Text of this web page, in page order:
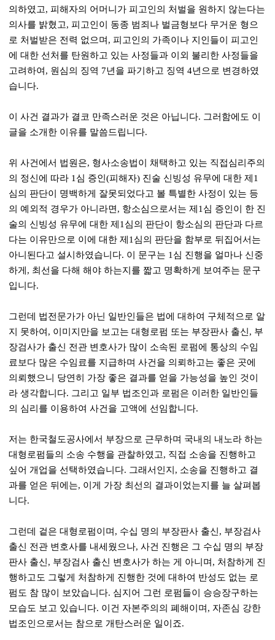
의하였고, 피해자의 어머니가 피고인의 처벌을 원하지 않는다는
의사를 밝혔고, 피고인이 동종 범죄나 벌금형보다 무거운 형으
로 처벌받은 전력 없으며 , 피고인의 가족이나 지인들이 피고인
에 대한 선처를 탄원하고 있는 사정들과 이외 불리한 사정들을
고려하여 , 원심의 징역 7년을 파기하고 징역4년으로 변경하였
습니다.
이 사건 결과가 결코 만족스러운 것은 아닙니다. 그러함에도 이
글을 소개한 이유를 말씀드립니다.
위 사건에서 법원은, 형사소송법이 채택하고 있는 직접심리주의
의 정신에 따라 1심 증인(피해자) 진술 신빙성 유무에 대한 제 1
심의 판단이 명백하게 잘못되었다고 볼 특별한 사정이 있는 등
의 예외적 경우가 아니라면, 항소심으로서는 제 1심 증인이 한 진
술의 신빙성 유무에 대한 제 1심의 판단이 항소심의 판단과 다르
다는 이유만으로 이에 대한 제 1심의 판단을 함부로 뒤집어서는
아니된다고 설시하였습니다. 이 문구는 1심 진행을 얼마나 신중
하게 , 최선을 다해 해야 하는지를 짧고 명확하게 보여주는 문구
입니다.
그런데 법전문가가 아닌 일반인들은 법에 대하여 구체적으로 알
지 못하여 , 이미지만을 보고는 대형로펌 또는 부장판사 출신, 부
장검사가 출신 전관 변호사가 많이 소속된 로펌에 통상의 수임
료보다 많은 수임료를 지급하며 사건을 의뢰하고는 좋은 곳에
의뢰했으니 당연히 가장 좋은 결과를 얻을 가능성을 높인 것이
라 생각합니다. 그리고 일부 법조인과 로펌은 이러한 일반인들
의 심리를 이용하여 사건을 고액에 선임합니다.
저는 한국철도공사에서 부장으로 근무하며 국내의 내노라 하는
대형로펌들의 소송 수행을 관찰하였고, 직접 소송을 진행하고
싶어 개업을 선택하였습니다. 그래서인지 , 소송을 진행하고 결
과를 얻은 뒤에는, 이게 가장 최선의 결과이었는지를 늘 살펴봅
니다.
그런데 겉은 대형로펌이며 , 수십 명의 부장판사 출신, 부장검사
출신 전관 변호사를 내세웠으나,사건 진행은 그 수십 명의 부장
판사 출신, 부장검사 출신 변호사가 하는 게 아니며 , 처참하게 진
행하고도 그렇게 처참하게 진행한 것에 대하여 반성도 없는 로
펌도 참 많이 보았습니다. 심지어 그런 로펌들이 승승장구하는
모습도 보고 있습니다. 이건 자본주의의 폐해이며 , 자존심 강한
법조인으로서는 참으로 개탄스러운 일이죠.